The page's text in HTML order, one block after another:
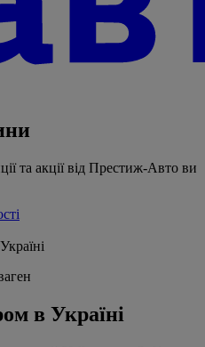
та акції від Престиж-Авто ви
в Україні